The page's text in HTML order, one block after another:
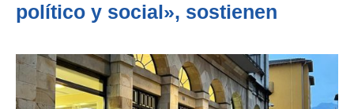
político y social», sostienen